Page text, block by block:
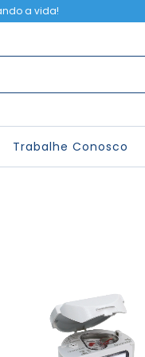
a vida!
Trabalhe Conosco